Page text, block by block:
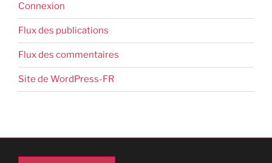
Connexion
Flux des publications
Flux des commentaires
Site de WordPress-FR